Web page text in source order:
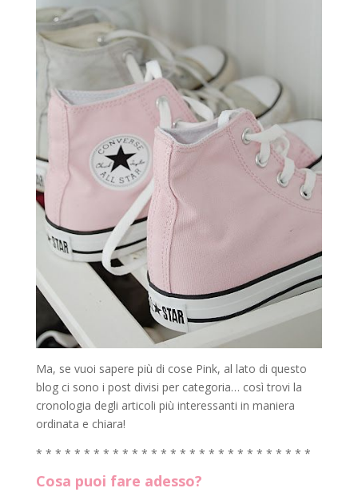
Ma, se vuoi sapere più di cose Pink, al lato di questo
blog ci sono i post divisi per categoria… così trovi la
cronologia degli articoli più interessanti in maniera
ordinata e chiara!
* * * * * * * * * * * * * * * * * * * * * * * * * * * * *
Cosa puoi fare adesso?